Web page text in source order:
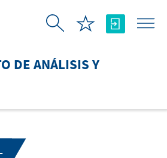
DE ANÁLISIS Y